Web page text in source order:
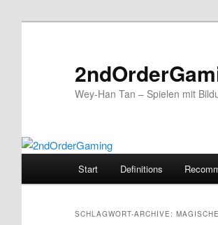
Wey-Han Tan – Spielen mit
Zum
Zum
Start Definitions
SCHLAGWORT-ARCHIVE: